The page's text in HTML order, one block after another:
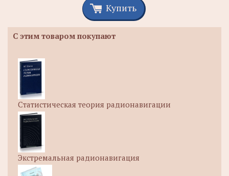
Купить
С этим товаром покупают
Статистическая теория радионавигации
Экстремальная радионавигация